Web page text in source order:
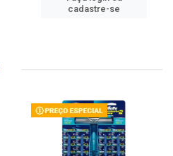
cadastre-se